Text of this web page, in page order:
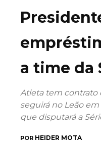
a time da
Atleta tem contrato
seguirá no Leão
que disputará a
POR HEIDER MOTA